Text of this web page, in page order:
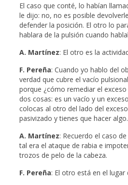
El caso que conté, lo habían
le dijo: no, no es posible
defender la posición. El otro lo
hablara de la pulsión cuando
A. Martínez: El otro es la
F. Pereña: Cuando yo hablo del
verdad que cubre el vacío
porque ¿cómo remediar el
dos cosas: es un vacío y un
colocas al otro del lado del
pasivizado y tienes que hacer algo.
A. Martínez: Recuerdo el caso
tal era el ataque de rabia e
trozos de pelo de la cabeza.
F. Pereña: El otro está en el lugar